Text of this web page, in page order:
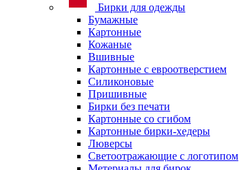
Бирки для одежды
Бумажные
Картонные
Кожаные
Вшивные
Картонные с евроотверстием
Силиконовые
Пришивные
Бирки без печати
Картонные со сгибом
Картонные бирки-хедеры
Люверсы
Светоотражающие с логотипом